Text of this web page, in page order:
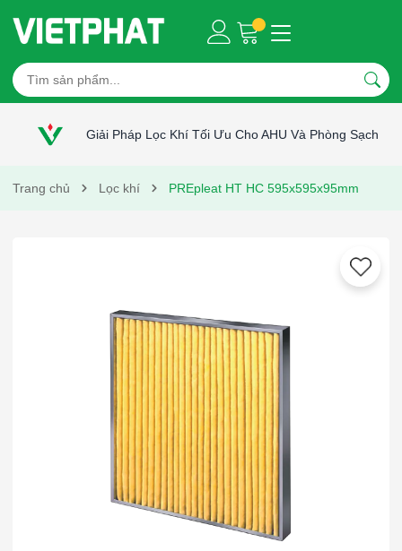
Giải Pháp Lọc Khí Tối Ưu Cho AHU Và Phòng Sạch
Trang chủ Lọc khí PREpleat HT HC 595x595x95mm